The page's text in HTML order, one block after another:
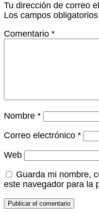
Tu dirección de correo
Los campos
Comentario *
Nombre *
Correo electrónico *
Web
Guarda mi nombre,
este navegador para la